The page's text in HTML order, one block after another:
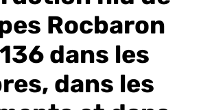
Rocbaron
dans les
dans les